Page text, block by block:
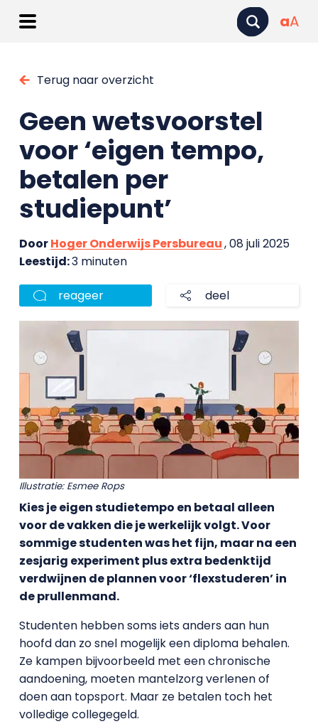
aA
Terug naar overzicht
Geen wetsvoorstel
voor ‘eigen tempo,
betalen per
studiepunt’
DoorHoger Onderwijs Persbureau, 08 juli 2025
Leestijd:3 minuten
reageer deel
Illustratie: Esmee Rops
Kies je eigen studietempo en betaal alleen
voor de vakken die je werkelijk volgt. Voor
sommige studenten was het fijn, maar na een
zesjarig experiment plus extra bedenktijd
verdwijnen de plannen voor ‘flexstuderen’ in
de prullenmand.
Studenten hebben soms iets anders aan hun
hoofd dan zo snel mogelijk een diploma behalen.
Ze kampen bijvoorbeeld met een chronische
aandoening, moeten mantelzorg verlenen of
doen aan topsport. Maar ze betalen toch het
volledige collegegeld.